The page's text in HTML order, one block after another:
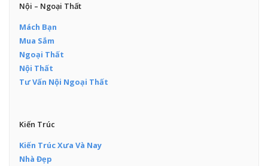
Nội – Ngoại Thất
Mách Bạn
Mua Sắm
Ngoại Thất
Nội Thất
Tư Vấn Nội Ngoại Thất
Kiến Trúc
Kiến Trúc Xưa Và Nay
Nhà Đẹp